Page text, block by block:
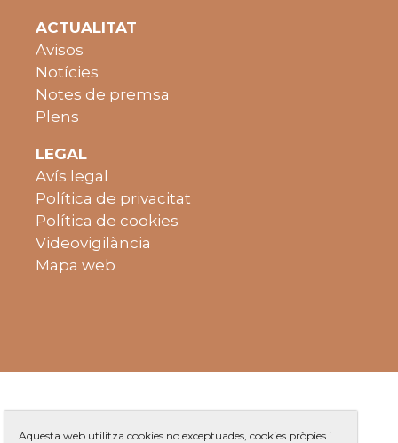
ACTUALITAT
Avisos
Notícies
Notes de premsa
Plens
LEGAL
Avís legal
Política de privacitat
Política de cookies
Videovigilància
Mapa web
Aquesta web utilitza cookies no exceptuades, cookies pròpies i